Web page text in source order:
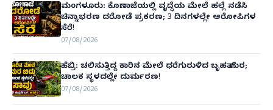
ಮಂಗಳೂರು: ಕೊಣಾಜೆಯಲ್ಲಿ ವೃದ್ಧೆಯ ಮೇಲೆ ಹಲ್ಲೆ ನಡೆಸಿ
ಚಿನ್ನಾಭರಣ ದರೋಡೆ ಪ್ರಕರಣ; 3 ದಿನಗಳಲ್ಲೇ ಆರೋಪಿಗಳ
ಸೆರೆ!
07/08/2026
ಹೆಬ್ರಿ: ಚಲಿಸುತ್ತಿದ್ದ ಕಾರಿನ ಮೇಲೆ ಧರೆಗುರುಳಿದ ಬೃಹತ್ ಮರ;
ಚಾಲಕ ಸ್ಥಳದಲ್ಲೇ ದುರ್ಮರಣ!
07/08/2026